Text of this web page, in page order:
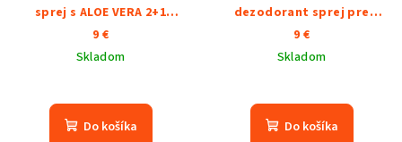
sprej s ALOE VERA 2+1
ZDARMA
9 €
Skladom
Do košíka
dezodorant sprej pre
mužov SERENITY 2+1
ZDARMA
9 €
Skladom
Do košíka